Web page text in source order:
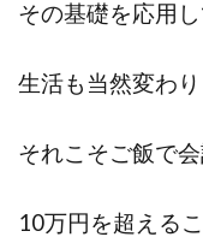
その基礎を応用
生活も当然変わり
それこそご飯で
10万円を超える